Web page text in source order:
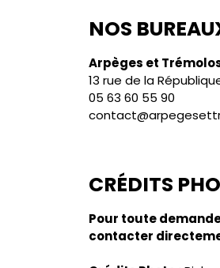
NOS
Arpèges et
13 rue de la
05 63 60 55 90
CRÉDITS
Pour toute
contacter